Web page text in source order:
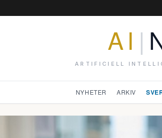
AI |
ARTIFICIELL
NYHETER ARKIV